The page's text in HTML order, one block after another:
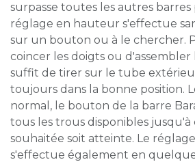
surpasse toutes les autres barres
réglage en hauteur s'effectue
sur un bouton ou à le chercher.
coincer les doigts ou d'assembler
suffit de tirer sur le tube
toujours dans la bonne position.
normal, le bouton de la barre
tous les trous disponibles jusqu'à
souhaitée soit atteinte. Le
s'effectue également en